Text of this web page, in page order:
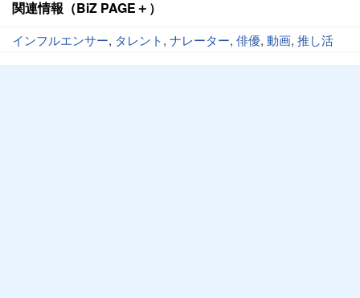
関連情報（BiZ PAGE＋）
インフルエンサー, タレント, ナレーター, 俳優, 動画, 推し活